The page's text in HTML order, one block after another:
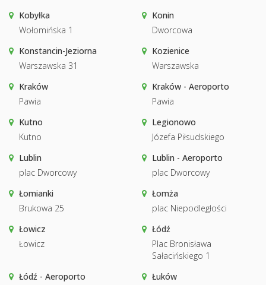
Kobyłka
Wołomińska 1
Konin
Dworcowa
Konstancin-Jeziorna
Warszawska 31
Kozienice
Warszawska
Kraków
Pawia
Kraków - Aeroporto
Pawia
Kutno
Kutno
Legionowo
Józefa Piłsudskiego
Lublin
plac Dworcowy
Lublin - Aeroporto
plac Dworcowy
Łomianki
Brukowa 25
Łomża
plac Niepodległości
Łowicz
Łowicz
Łódź
Plac Bronisława
Sałacińskiego 1
Łódź - Aeroporto
Łuków